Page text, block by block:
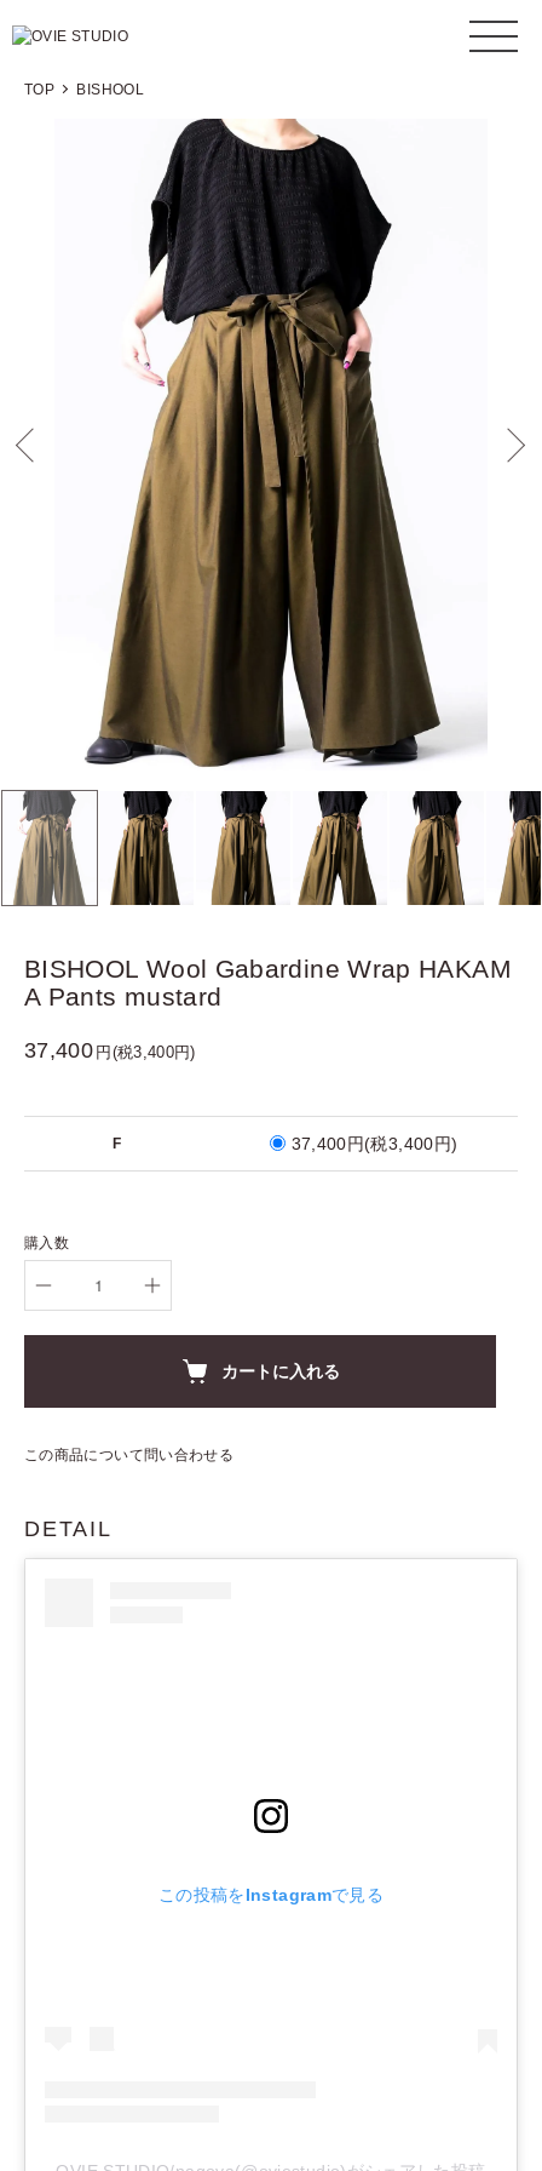
TOP BISHOOL
BISHOOL Wool Gabardine Wrap HAKAM
A Pants mustard
37,400 円(税3,400円)
F 37,400円(税3,400円)
購入数
カートに入れる
この商品について問い合わせる
DETAIL
この投稿をInstagramで見る